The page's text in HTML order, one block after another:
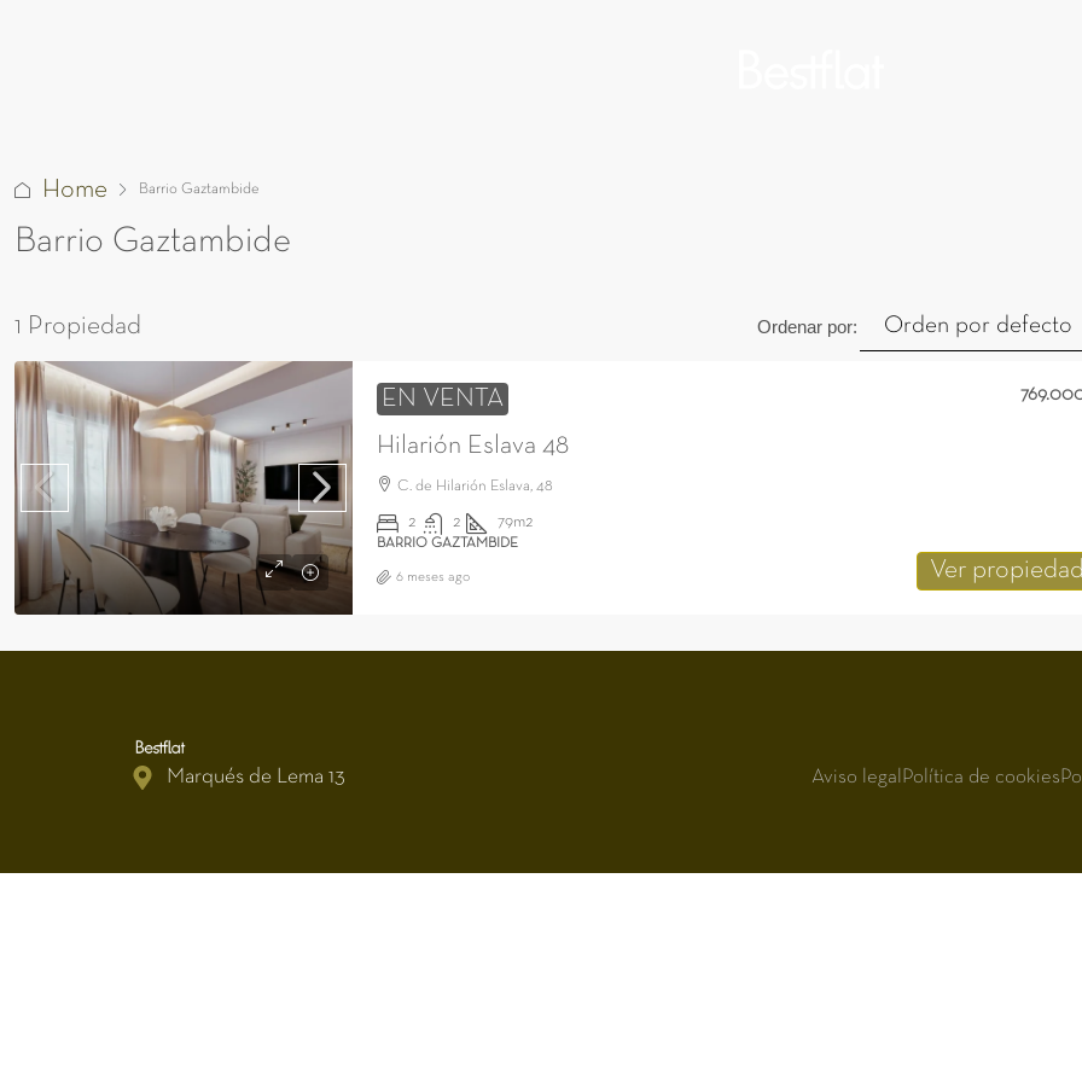
Home Barrio Gaztambide
Barrio Gaztambide
1 Propiedad Ordenar por: Orden por defecto
EN VENTA
Hilarión Eslava 48
C. de Hilarión Eslava, 48
2 2 79m2
BARRIO GAZTAMBIDE
Ver
6 meses ago
Marqués de Lema 13 Aviso legal Política de cookies